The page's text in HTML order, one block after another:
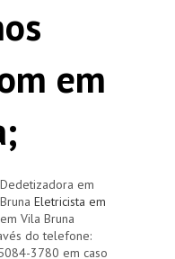
em
em
Eletricista em
Vila Bruna
do telefone:
3780 em caso